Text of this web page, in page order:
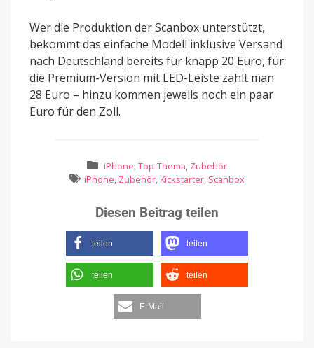
Wer die Produktion der Scanbox unterstützt,
bekommt das einfache Modell inklusive Versand
nach Deutschland bereits für knapp 20 Euro, für
die Premium-Version mit LED-Leiste zahlt man
28 Euro – hinzu kommen jeweils noch ein paar
Euro für den Zoll.
iPhone,Top-Thema, Zubehör
iPhone, Zubehör, Kickstarter, Scanbox
Diesen Beitrag teilen
teilen teilen
teilen teilen
E-Mail